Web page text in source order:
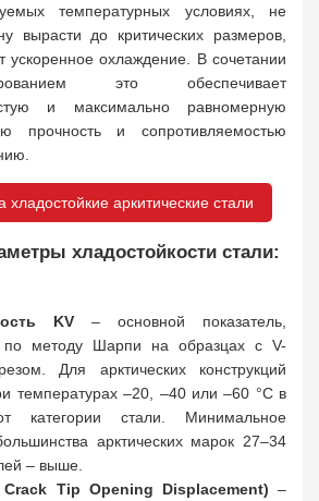
температурных условиях, не
вырасти до критических размеров,
ускоренное охлаждение. В сочетании
это обеспечивает
и максимально равномерную
прочность и сопротивляемостью
хладостойкие аркитические стали
хладостойкости стали:
KV – основной показатель,
по методу Шарпи на образцах с V-
Для арктических конструкций
температурах –20, –40 или –60 °C в
категории стали. Минимальное
арктических марок 27–34
– выше.
Tip Opening Displacement) –